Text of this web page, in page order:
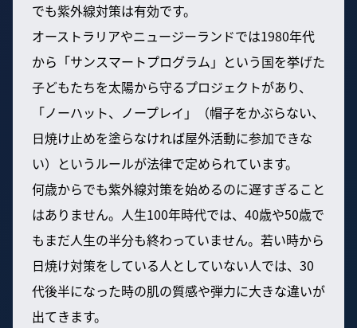
でも紫外線対策は有効です。
オーストラリアやニュージーランドでは1980年代
から「サンスマートプログラム」という国を挙げた
子どもたちを太陽から守るプロジェクトがあり、
「ノーハット、ノープレイ」（帽子をかぶらない、
日焼け止めを塗らなければ屋外活動に参加できな
い）というルールが法律で定められています。
何歳からでも紫外線対策を始めるのに遅すぎること
はありません。人生100年時代では、40歳や50歳で
もまだ人生の半分も終わっていません。若い時から
日焼け対策をしている人としていない人では、30
代後半になった時の肌の質感や弾力に大きな違いが
出てきます。